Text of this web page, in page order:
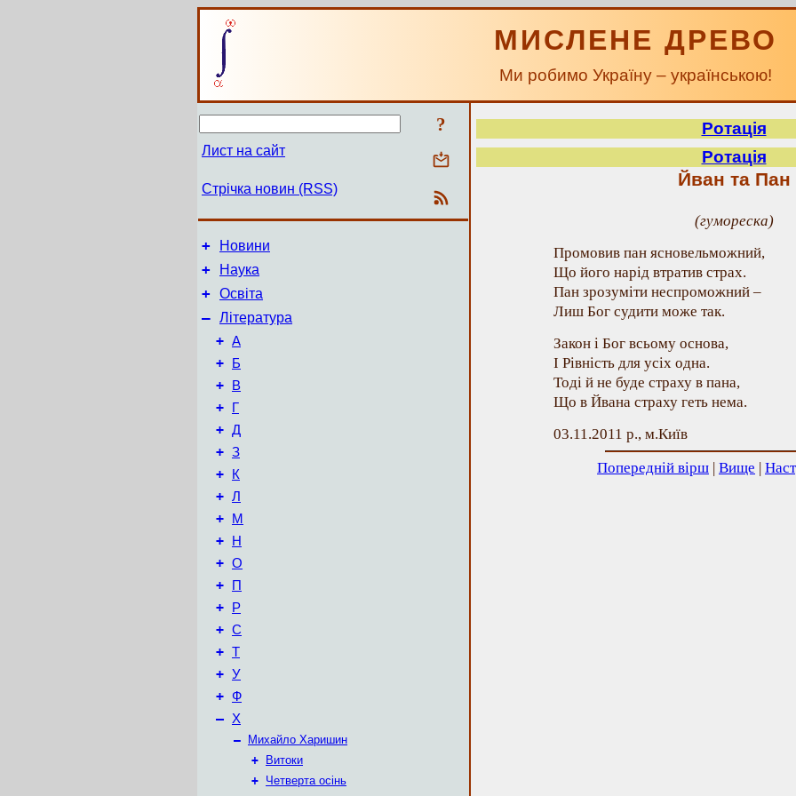
МИСЛЕНЕ ДРЕВО
Ми робимо Україну – українською!
?
Лист на сайт
Стрічка новин (RSS)
+ Новини
+ Наука
+ Освіта
– Література
+ А
+ Б
+ В
+ Г
+ Д
+ З
+ К
+ Л
+ М
+ Н
+ О
+ П
+ Р
+ С
+ Т
+ У
+ Ф
– Х
–
Михайло Харишин
+
Витоки
+ Четверта осінь
Ротація
Ротація
Йван та Пан
(гумореска)
Промовив пан ясновельможний,
Що його нарід втратив страх.
Пан зрозуміти неспроможний –
Лиш Бог судити може так.
Закон і Бог всьому основа,
І Рівність для усіх одна.
Тоді й не буде страху в пана,
Що в Йвана страху геть нема.
03.11.2011 р., м.Київ
Попередній вірш | Вище |